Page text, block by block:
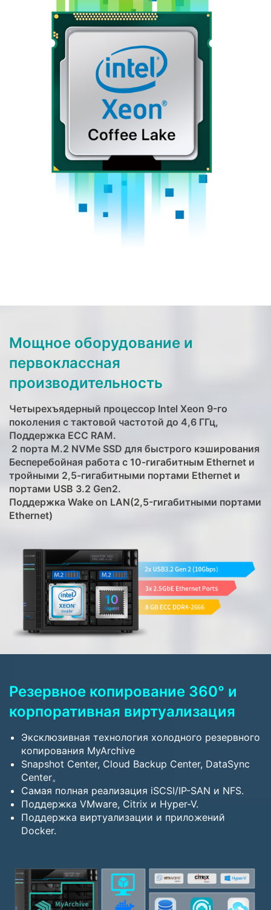
Мощное оборудование и
первоклассная
производительность
Четырехъядерный процессор Intel Xeon 9-го
поколения с тактовой частотой до 4,6 ГГц,
Поддержка ECC RAM.
2 порта M.2 NVMe SSD для быстрого кэширования
Бесперебойная работа с 10-гигабитным Ethernet и
тройными 2,5-гигабитными портами Ethernet и
портами USB 3.2 Gen2.
Поддержка Wake on LAN(2,5-гигабитными портами
Ethernet)
Резервное копирование 360° и
корпоративная виртуализация
Эксклюзивная технология холодного резервного
копирования MyArchive
Snapshot Center, Cloud Backup Center, DataSync
Center。
Самая полная реализация iSCSI/IP-SAN и NFS.
Поддержка VMware, Citrix и Hyper-V.
Поддержка виртуализации и приложений
Docker.